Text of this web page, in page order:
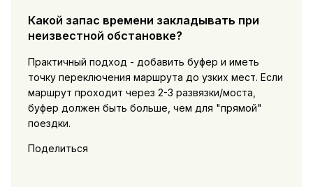
Какой запас времени закладывать при
неизвестной обстановке?
Практичный подход - добавить буфер и иметь
точку переключения маршрута до узких мест. Если
маршрут проходит через 2-3 развязки/моста,
буфер должен быть больше, чем для "прямой"
поездки.
Поделиться